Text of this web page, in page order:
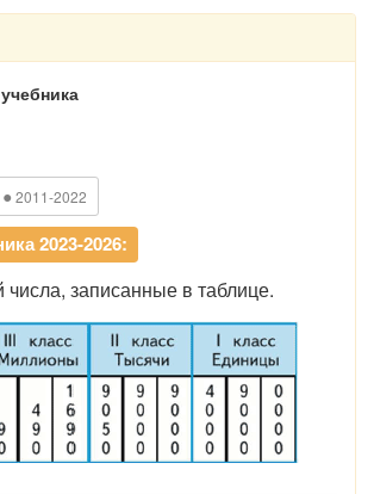
● 2011-2022
2023-2026:
числа, записанные в таблице.